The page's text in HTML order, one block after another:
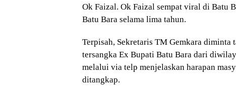
Ok Faizal. Ok Faizal sempat viral di Batu
Batu Bara selama lima tahun.
Terpisah, Sekretaris TM Gemkara diminta
tersangka Ex Bupati Batu Bara dari
melalui via telp menjelaskan harapan
ditangkap.